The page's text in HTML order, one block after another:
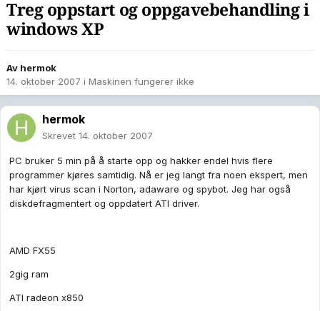
Treg oppstart og oppgavebehandling i
windows XP
Av hermok
14. oktober 2007 i Maskinen fungerer ikke
hermok
Skrevet 14. oktober 2007
PC bruker 5 min på å starte opp og hakker endel hvis flere
programmer kjøres samtidig. Nå er jeg langt fra noen ekspert, men
har kjørt virus scan i Norton, adaware og spybot. Jeg har også
diskdefragmentert og oppdatert ATI driver.
AMD FX55
2gig ram
ATI radeon x850